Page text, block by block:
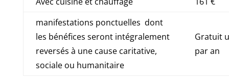
manifestations ponctuelles dont
les bénéfices seront intégralement
reversés à une cause caritative,
sociale ou humanitaire
Gratuit
par an